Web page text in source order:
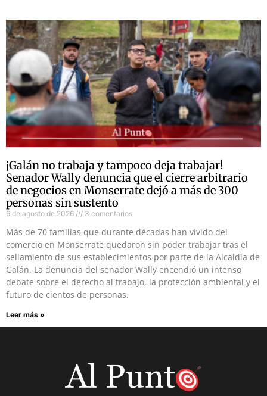
¡Galán no trabaja y tampoco deja trabajar!
Senador Wally denuncia que el cierre arbitrario
de negocios en Monserrate dejó a más de 300
personas sin sustento
6 de agosto de 2026 3 comentarios
Más de 70 familias que durante décadas han vivido del
comercio en Monserrate quedaron sin poder trabajar tras el
sellamiento de sus establecimientos por parte de la Alcaldía de
Galán. La denuncia del senador Wally encendió un intenso
debate sobre el derecho al trabajo, la protección ambiental y el
futuro de cientos de personas.
Leer más »